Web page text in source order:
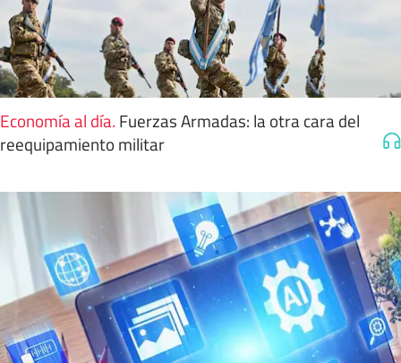
Economía al día. Fuerzas Armadas: la otra cara del
reequipamiento militar